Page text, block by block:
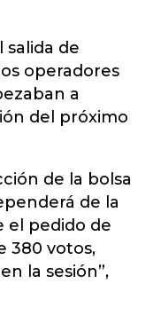
salida de
operadores
a
del próximo
de la bolsa
de la
el pedido de
380 votos,
la sesión”,